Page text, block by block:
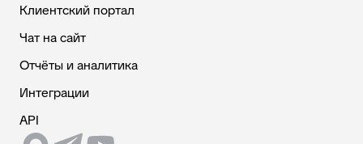
Клиентский портал
Чат на сайт
Отчёты и аналитика
Интеграции
API